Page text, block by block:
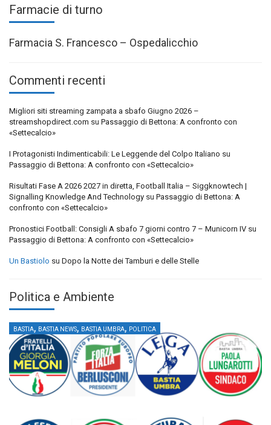
Farmacie di turno
Farmacia S. Francesco – Ospedalicchio
Commenti recenti
Migliori siti streaming zampata a sbafo Giugno 2026 –
streamshopdirect.com su Passaggio di Bettona: A confronto con
«Settecalcio»
I Protagonisti Indimenticabili: Le Leggende del Colpo Italiano su
Passaggio di Bettona: A confronto con «Settecalcio»
Risultati Fase A 2026 2027 in diretta, Football Italia – Siggknowtech |
Signalling Knowledge And Technology su Passaggio di Bettona: A
confronto con «Settecalcio»
Pronostici Football: Consigli A sbafo 7 giorni contro 7 – Municorn IV su
Passaggio di Bettona: A confronto con «Settecalcio»
Un Bastiolo su Dopo la Notte dei Tamburi e delle Stelle
Politica e Ambiente
BASTIA, BASTIA NEWS, BASTIA UMBRA, POLITICA